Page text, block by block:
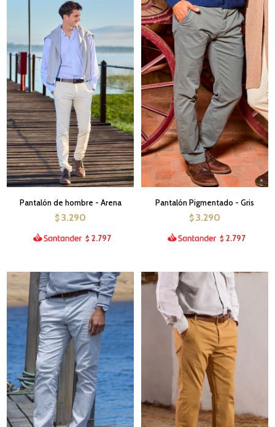
Pantalón de hombre - Arena
$ 3.290
$ 2.797
Pantalón Pigmentado - Gris
$ 3.290
$ 2.797